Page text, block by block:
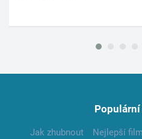
Jak zhubnout Nejlepší